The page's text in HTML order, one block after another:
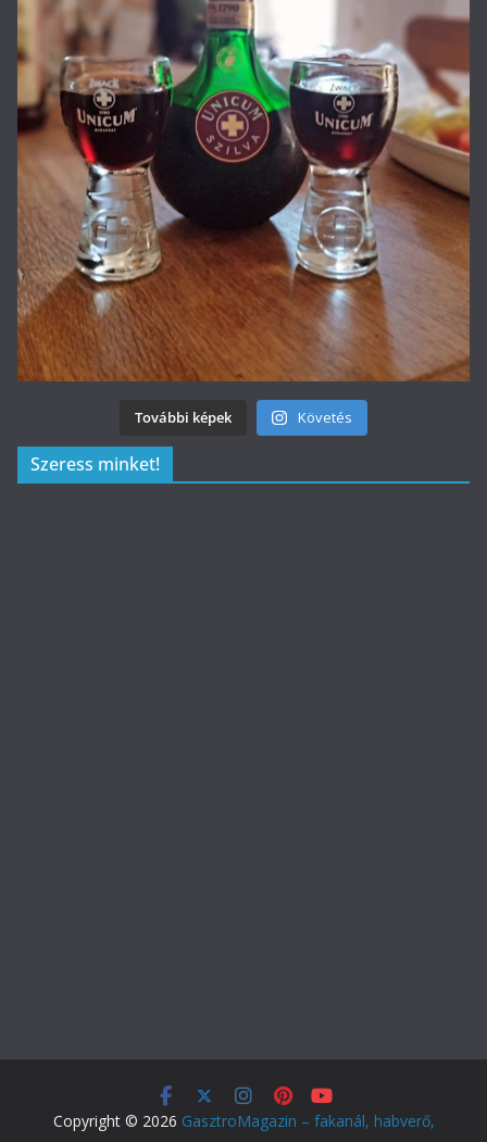
További képek Követés
Szeress minket!
Copyright © 2026 GasztroMagazin – fakanál, habverő,